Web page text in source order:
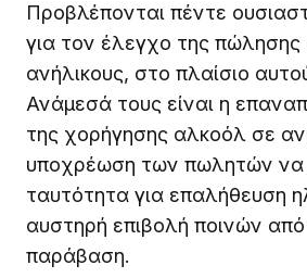
Προβλέπονται πέντε
για τον έλεγχο της
ανήλικους, στο πλαίσιο
Ανάμεσά τους είναι η
της χορήγησης αλκοόλ σε
υποχρέωση των πωλητών να
ταυτότητα για επαλήθευση
αυστηρή επιβολή ποινών
παράβαση.